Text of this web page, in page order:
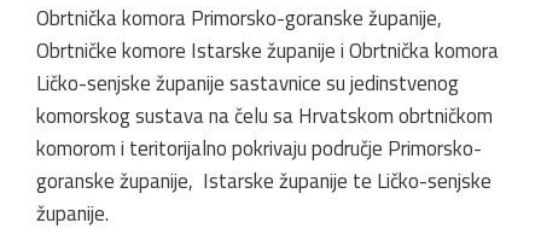
Obrtnička komora Primorsko-goranske županije,
Obrtničke komore Istarske županije i Obrtnička komora
Ličko-senjske županije sastavnice su jedinstvenog
komorskog sustava na čelu sa Hrvatskom obrtničkom
komorom i teritorijalno pokrivaju područje Primorsko-
goranske županije, Istarske županije te Ličko-senjske
županije.